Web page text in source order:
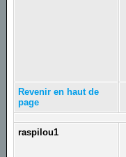
Revenir en haut de
page
raspilou1